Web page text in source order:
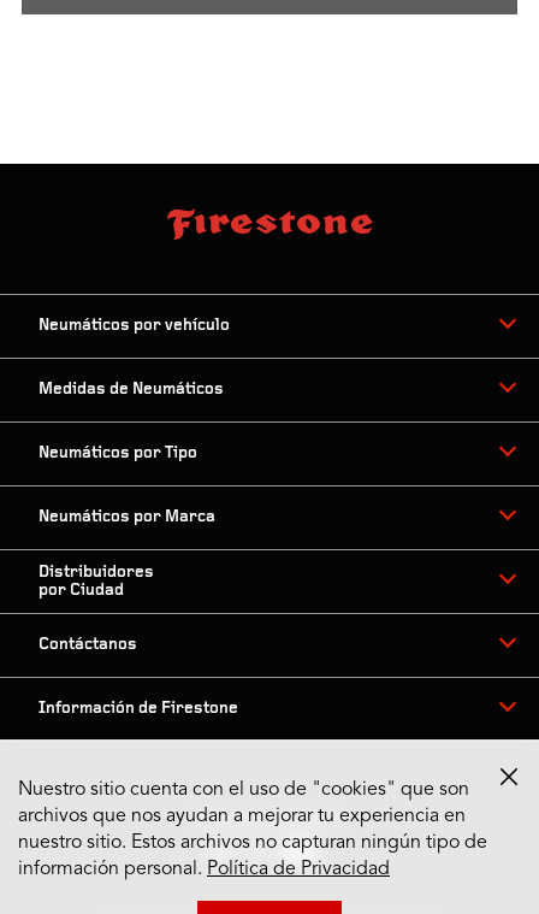
Neumáticos por vehículo
Medidas de Neumáticos
Neumáticos por Tipo
Neumáticos por Marca
Distribuidores
por Ciudad
Contáctanos
Información de Firestone
Síguenos en Redes
Nuestro sitio cuenta con el uso de "cookies" que son
archivos que nos ayudan a mejorar tu experiencia en
nuestro sitio. Estos archivos no capturan ningún tipo de
información personal. Política de Privacidad